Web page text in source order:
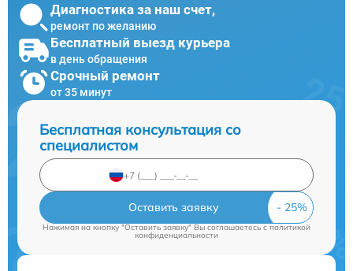
Диагностика за наш счет,
ремонт по желанию
Бесплатный выезд курьера
в день обращения
Срочный ремонт
от 35 минут
Бесплатная консультация со
специалистом
Оставить заявку
Нажимая на кнопку "Оставить заявку" Вы соглашаетесь c политикой
конфиденциальности